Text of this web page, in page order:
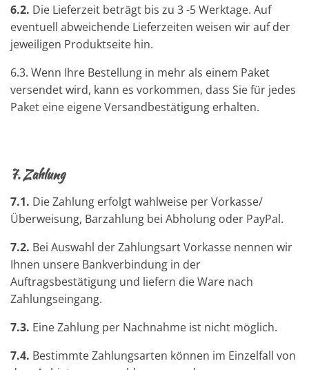
6.2. Die Lieferzeit beträgt bis zu 3 -5 Werktage. Auf
eventuell abweichende Lieferzeiten weisen wir auf der
jeweiligen Produktseite hin.
6.3. Wenn Ihre Bestellung in mehr als einem Paket
versendet wird, kann es vorkommen, dass Sie für jedes
Paket eine eigene Versandbestätigung erhalten.
7.Zahlung
7.1. Die Zahlung erfolgt wahlweise per Vorkasse/
Überweisung, Barzahlung bei Abholung oder PayPal.
7.2. Bei Auswahl der Zahlungsart Vorkasse nennen wir
Ihnen unsere Bankverbindung in der
Auftragsbestätigung und liefern die Ware nach
Zahlungseingang.
7.3. Eine Zahlung per Nachnahme ist nicht möglich.
7.4. Bestimmte Zahlungsarten können im Einzelfall von